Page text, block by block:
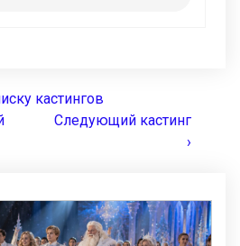
кастингов
Следующий кастинг
›